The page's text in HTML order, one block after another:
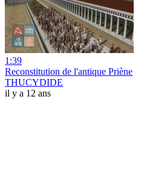
1:39
Reconstitution de l'antique Priène
THUCYDIDE
il y a 12 ans